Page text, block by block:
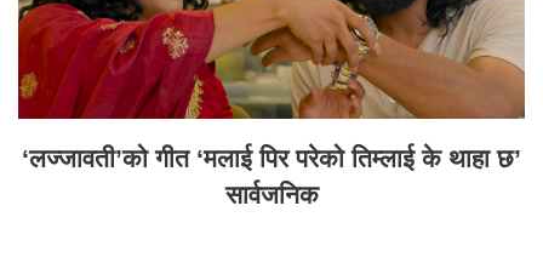
‘लज्जावती’को गीत ‘मलाई पिर परेको तिम्लाई के थाहा छ’
सार्वजनिक